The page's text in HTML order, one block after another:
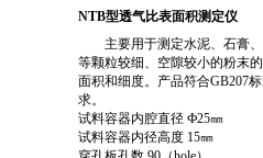
NTB型透气比表面积测定仪
主要用于测定水泥、石膏、
等颗粒较细、空隙较小的粉末
面积和细度。产品符合GB207
求。
试料容器内腔直径 Ф25㎜
试料容器内径高度 15㎜